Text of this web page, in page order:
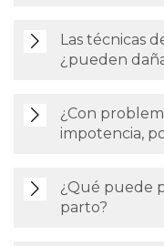
Las técnicas
¿pueden
¿Con
impotencia,
¿Qué puede
parto?